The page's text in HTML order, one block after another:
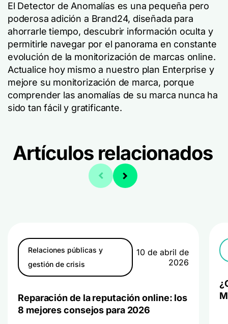
El Detector de Anomalías es una pequeña pero
poderosa adición a Brand24, diseñada para
ahorrarle tiempo, descubrir información oculta y
permitirle navegar por el panorama en constante
evolución de la monitorización de marcas online.
Actualice hoy mismo a nuestro plan Enterprise y
mejore su monitorización de marca, porque
comprender las anomalías de su marca nunca ha
sido tan fácil y gratificante.
Artículos relacionados
Relaciones públicas y
gestión de crisis
10 de abril de
2026
Reparación de la reputación online: los
8 mejores consejos para 2026